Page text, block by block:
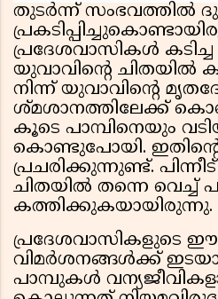
തുടര്‍ന്ന് സംഭവത്തില്‍
പ്രദേശവാസികള്‍
യുവാവിന്റെ ചിതയില്‍
നിന്ന് യുവാവിന്റെ
ശ്മശാനത്തിലേക്ക്
കൂടെ പാമ്പിനെയും
കൊണ്ടുപോയി.
പ്രചരിക്കുന്നുണ്ട്.
ചിതയില്‍ തന്നെ വെച്ച്
കത്തിക്കുകയായിരുന്നു.
പ്രദേശവാസികളുടെ ഈ
വിമര്‍ശനങ്ങള്‍ക്ക്
പാമ്പുകള്‍